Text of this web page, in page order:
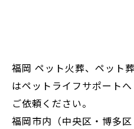
福岡 ペット火葬、ペット
はペットライフサポートへ
ご依頼ください。
福岡市内（中央区・博多